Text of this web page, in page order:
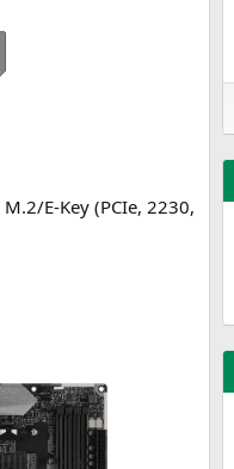
E-Key (PCIe, 2230,